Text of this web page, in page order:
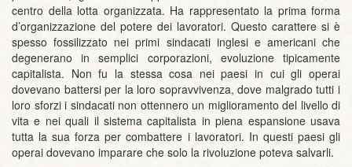
centro della lotta organizzata. Ha rappresentato la prima forma
d’organizzazione del potere dei lavoratori. Questo carattere si è
spesso fossilizzato nei primi sindacati inglesi e americani che
degenerano in semplici corporazioni, evoluzione tipicamente
capitalista. Non fu la stessa cosa nei paesi in cui gli operai
dovevano battersi per la loro sopravvivenza, dove malgrado tutti i
loro sforzi i sindacati non ottennero un miglioramento del livello di
vita e nei quali il sistema capitalista in piena espansione usava
tutta la sua forza per combattere i lavoratori. In questi paesi gli
operai dovevano imparare che solo la rivoluzione poteva salvarli.